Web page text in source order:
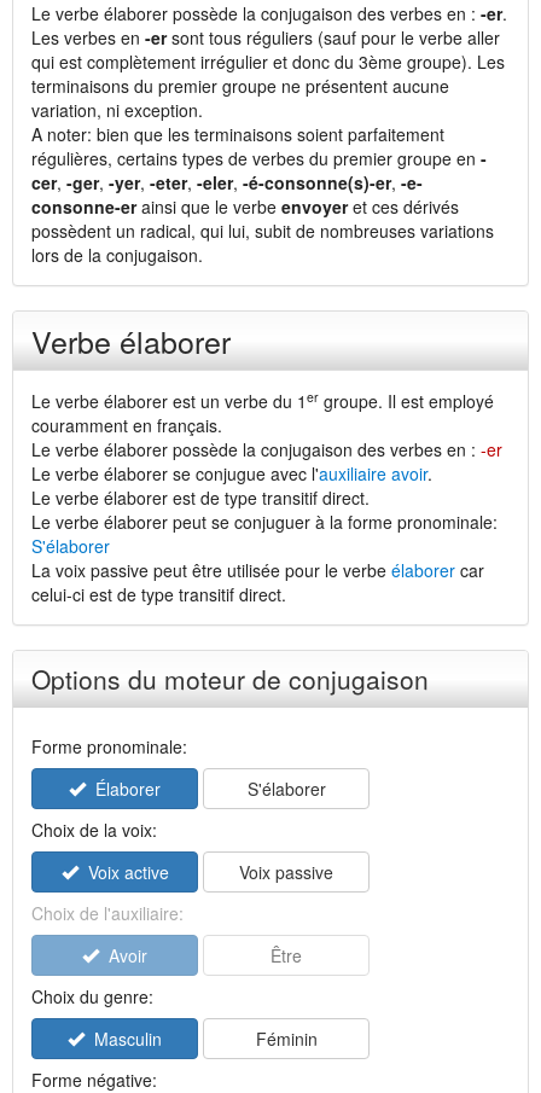
Le verbe élaborer possède la conjugaison des verbes en : -er.
Les verbes en -ersont tous réguliers (sauf pour le verbe aller
qui est complètement irrégulier et donc du 3ème groupe). Les
terminaisons du premier groupe ne présentent aucune
variation, ni exception.
A noter: bien que les terminaisons soient parfaitement
régulières, certains types de verbes du premier groupe en -
cer, -ger, -yer, -eter, -eler, -é-consonne(s)-er, -e-
consonne-erainsi que le verbe envoyeret ces dérivés
possèdent un radical, qui lui, subit de nombreuses variations
lors de la conjugaison.
Verbe élaborer
Le verbe élaborer est un verbe du 1 er groupe. Il est employé
couramment en français.
Le verbe élaborer possède la conjugaison des verbes en : -er
Le verbe élaborer se conjugue avec l'auxiliaire avoir.
Le verbe élaborer est de type transitif direct.
Le verbe élaborer peut se conjuguer à la forme pronominale:
S'élaborer
La voix passive peut être utilisée pour le verbe élaborer car
celui-ci est de type transitif direct.
Options du moteur de conjugaison
Forme pronominale:
Élaborer
S'élaborer
Choix de la voix:
Voix active
Voix passive
Choix de l'auxiliaire:
Avoir
Être
Choix du genre:
Masculin
Féminin
Forme négative: